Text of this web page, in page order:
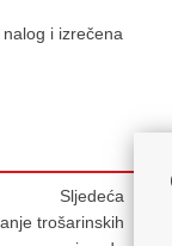
i izrečena
Sljedeća
trošarinskih